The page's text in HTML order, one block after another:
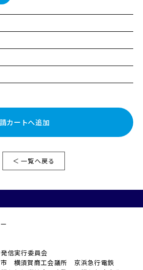
カートへ追加
＜ 一覧へ戻る
信実行委員会
横須賀商工会議所 京浜急行電鉄